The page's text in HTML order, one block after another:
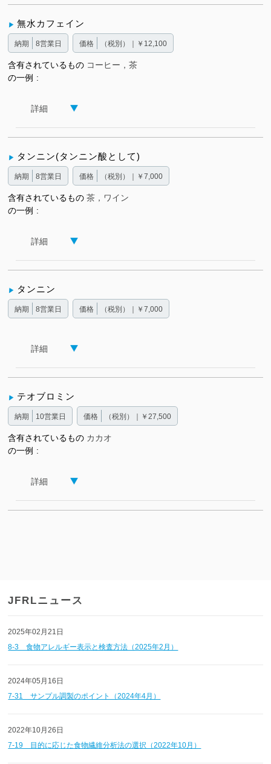
無水カフェイン
納期 8営業日 価格 （税別）｜￥12,100
含有されているもの
の一例
コーヒー，茶
詳細
タンニン(タンニン酸として)
納期 8営業日 価格 （税別）｜￥7,000
含有されているもの
の一例
茶，ワイン
詳細
タンニン
納期 8営業日 価格 （税別）｜￥7,000
詳細
テオブロミン
納期 10営業日 価格 （税別）｜￥27,500
含有されているもの
の一例
カカオ
詳細
JFRLニュース
2025年02月21日
8-3 食物アレルギー表示と検査方法（2025年2月）
2024年05月16日
7-31 サンプル調製のポイント（2024年4月）
2022年10月26日
7-19 目的に応じた食物繊維分析法の選択（2022年10月）